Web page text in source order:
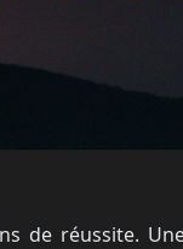
de réussite.